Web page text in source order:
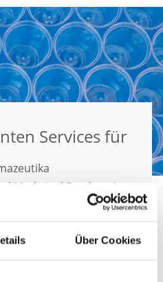
Über Cookies
Services für
Medicinal Products)
und sonstige kontrollierte
und „Advanced
Products” (ATMPs,